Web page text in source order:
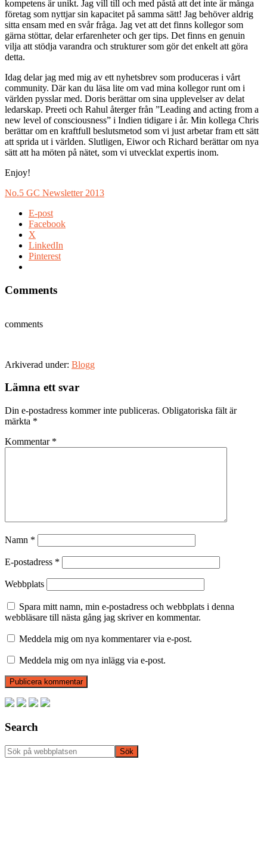
kompetens är unikt. Jag vill till och med påstå att det inte är många
företag som nyttjar sin kapacitet på samma sätt! Jag behöver aldrig
sitta ensam med en svår fråga. Jag vet att det finns kollegor som
gärna stöttar, delar erfarenheter och ger tips. Det finns en genuin
vilja att stödja varandra och strukturer som gör det enkelt att göra
detta.
Idag delar jag med mig av ett nyhetsbrev som produceras i vårt
community. Där kan du läsa lite om vad mina kollegor runt om i
världen pysslar med. Doris berättar om sina upplevelser av delat
ledarskap. Preeti och Rahul återger från ”Leading and acting from a
new level of consciousness” i Indien tidigare i år. Min kollega Chris
berättar om en kraftfull beslutsmetod som vi just arbetar fram ett sätt
att sprida ut i världen. Slutligen, Eiwor och Richard berättar om nya
sätt att ha möten på nätet, som vi utvecklat expertis inom.
Enjoy!
No.5 GC Newsletter 2013
E-post
Facebook
X
LinkedIn
Pinterest
Comments
comments
Arkiverad under: Blogg
Läsarkommentarer
Lämna ett svar
Din e-postadress kommer inte publiceras. Obligatoriska fält är
märkta *
Kommentar *
Namn *
E-postadress *
Webbplats
Spara mitt namn, min e-postadress och webbplats i denna
webbläsare till nästa gång jag skriver en kommentar.
Meddela mig om nya kommentarer via e-post.
Meddela mig om nya inlägg via e-post.
Primärt
sidofält
Search
Sök
på